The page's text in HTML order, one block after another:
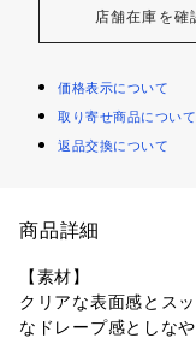
店舗在庫を確
価格表示について
取り寄せ商品について
返品交換について
商品詳細
【素材】
クリアな表面感とス
なドレープ感としな